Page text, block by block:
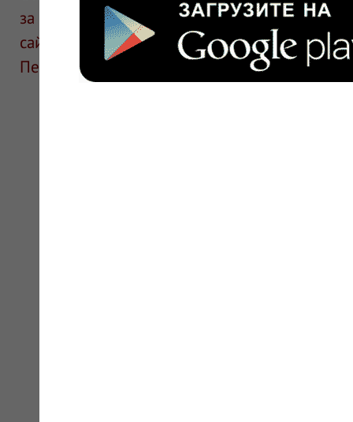
за информацию в отзывах. Описание
сайте для ознакомления и не является
Перед применением необходима